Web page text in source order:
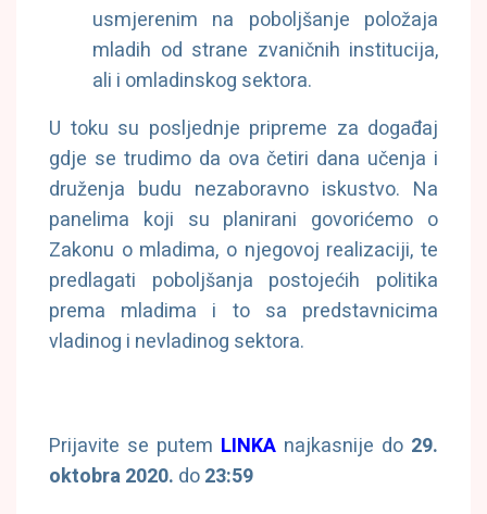
usmjerenim na poboljšanje položaja
mladih od strane zvaničnih institucija,
ali i omladinskog sektora.
U toku su posljednje pripreme za događaj
gdje se trudimo da ova četiri dana učenja i
druženja budu nezaboravno iskustvo. Na
panelima koji su planirani govorićemo o
Zakonu o mladima, o njegovoj realizaciji, te
predlagati poboljšanja postojećih politika
prema mladima i to sa predstavnicima
vladinog i nevladinog sektora.
Prijavite se putem LINKA najkasnije do 29.
oktobra 2020. do23:59